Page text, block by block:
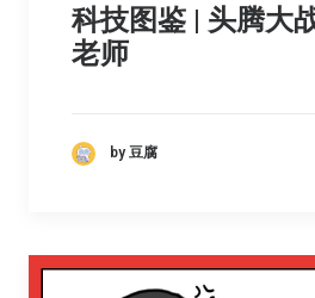
科技图鉴 | 头腾大
老师
by 豆腐